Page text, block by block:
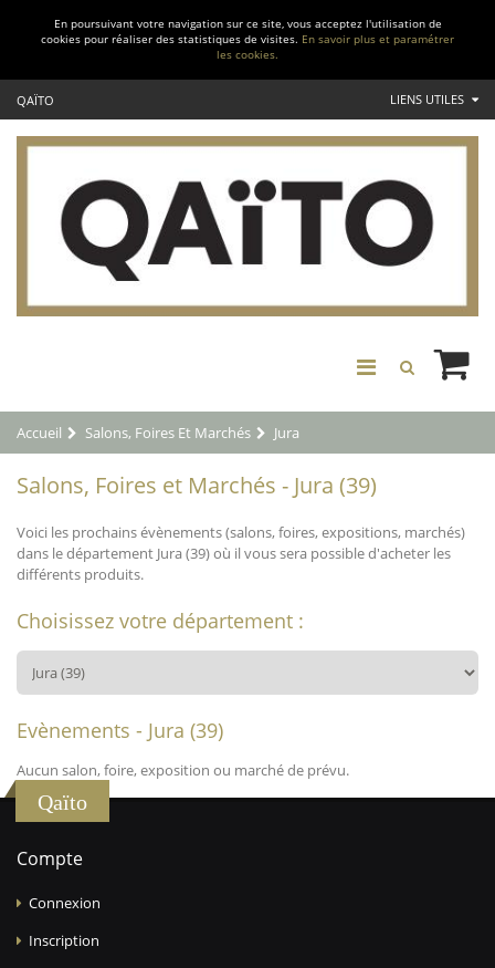
En poursuivant votre navigation sur ce site, vous acceptez l'utilisation de
cookies pour réaliser des statistiques de visites. En savoir plus et paramétrer
les cookies.
QAÏTO LIENS UTILES
Accueil Salons, Foires Et Marchés Jura
Salons, Foires et Marchés - Jura (39)
Voici les prochains évènements (salons, foires, expositions, marchés)
dans le département Jura (39) où il vous sera possible d'acheter les
différents produits.
Choisissez votre département :
Evènements - Jura (39)
Aucun salon, foire, exposition ou marché de prévu.
Qaïto
Compte
Connexion
Inscription